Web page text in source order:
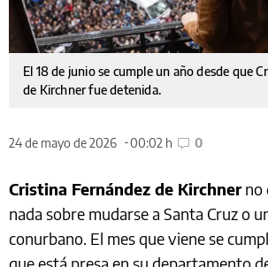
El 18 de junio se cumple un año desde que
de Kirchner fue detenida.
24 de mayo de 2026 00:02 h 0
Cristina Fernández de Kirchnerno
nada sobre mudarse a Santa Cruz o
conurbano. El mes que viene se